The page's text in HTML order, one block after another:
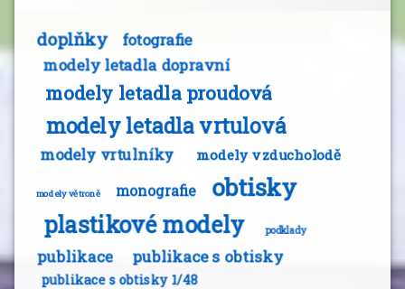
doplňky
fotografie
modely letadla dopravní
modely letadla proudová
modely letadla vrtulová
modely vrtulníky modely vzducholodě
modely větroně monografie obtisky
plastikové modely podklady
publikace publikace s obtisky
publikace s obtisky 1/48